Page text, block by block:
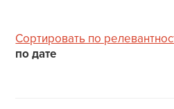
Сортировать по
по дате